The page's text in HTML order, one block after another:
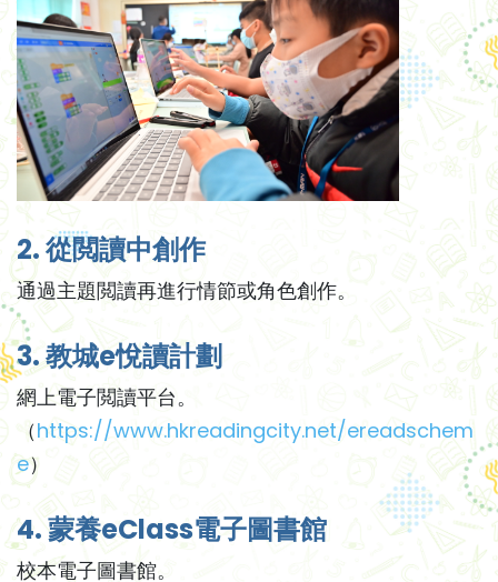
2. 從閲讀中創作
通過主題閲讀再進行情節或角色創作。
3. 教城e悅讀計劃
網上電子閲讀平台。
（https://www.hkreadingcity.net/ereadschem
e）
4. 蒙養eClass電子圖書館
校本電子圖書館。